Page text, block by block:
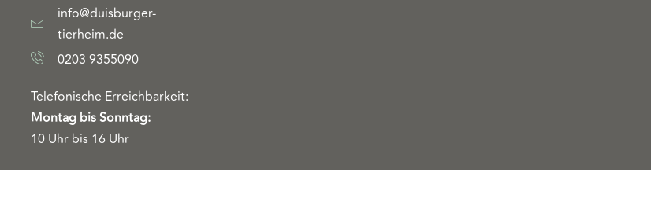
info@duisburger-
tierheim.de
0203 9355090
Telefonische Erreichbarkeit:
Montag bis Sonntag:
10 Uhr bis 16 Uhr